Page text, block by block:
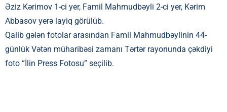
Əziz Kərimov 1-ci yer, Famil Mahmudbəyli 2-ci yer, Kərim
Abbasov yerə layiq görülüb.
Qalib gələn fotolar arasından Famil Mahmudbəylinin 44-
günlük Vətən müharibəsi zamanı Tərtər rayonunda çəkdiyi
foto “İlin Press Fotosu” seçilib.